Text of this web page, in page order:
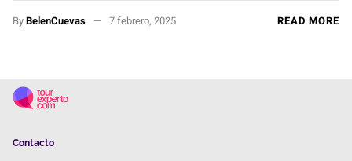
ByBelenCuevas 7 febrero, 2025 READ MORE
Contacto